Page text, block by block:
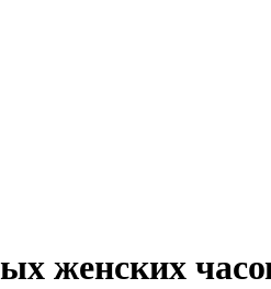
женских